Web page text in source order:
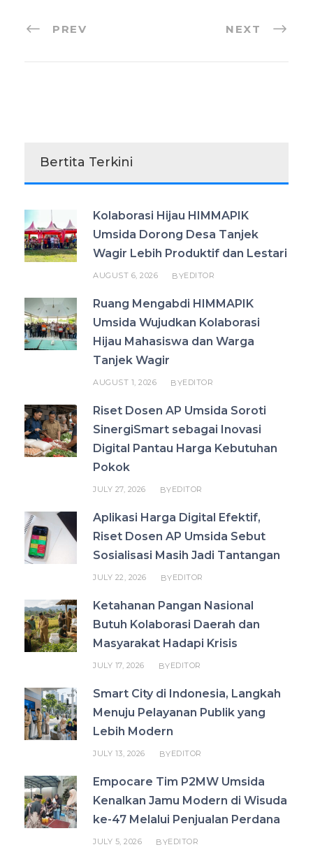
PREV NEXT
Bertita Terkini
Kolaborasi Hijau HIMMAPIK
Umsida Dorong Desa Tanjek
Wagir Lebih Produktif dan Lestari
AUGUST 6, 2026 BYEDITOR
Ruang Mengabdi HIMMAPIK
Umsida Wujudkan Kolaborasi
Hijau Mahasiswa dan Warga
Tanjek Wagir
AUGUST 1, 2026 BYEDITOR
Riset Dosen AP Umsida Soroti
SinergiSmart sebagai Inovasi
Digital Pantau Harga Kebutuhan
Pokok
JULY 27, 2026 BYEDITOR
Aplikasi Harga Digital Efektif,
Riset Dosen AP Umsida Sebut
Sosialisasi Masih Jadi Tantangan
JULY 22, 2026 BYEDITOR
Ketahanan Pangan Nasional
Butuh Kolaborasi Daerah dan
Masyarakat Hadapi Krisis
JULY 17, 2026 BYEDITOR
Smart City di Indonesia, Langkah
Menuju Pelayanan Publik yang
Lebih Modern
JULY 13, 2026 BYEDITOR
Empocare Tim P2MW Umsida
Kenalkan Jamu Modern di Wisuda
ke-47 Melalui Penjualan Perdana
JULY 5, 2026 BYEDITOR